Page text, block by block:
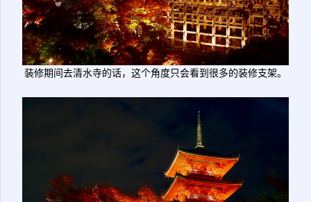
装修期间去清水寺的话，这个角度只会看到很多的装修支架。